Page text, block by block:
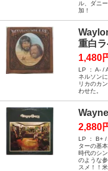
ル、ダニ
加！
重白ラ
1,480
LP ： A- /
ネルソン
リカのカ
わせた。
2,880
LP ： B+ /
ターの基
時代のシ
のような
スメ！！